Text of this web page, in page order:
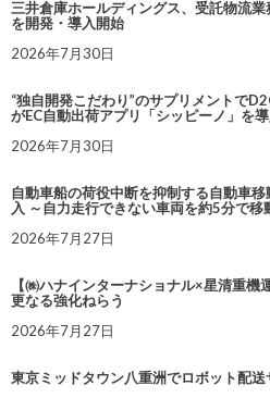
三井倉庫ホールディングス、受託物流業
を開発・導入開始
2026年7月30日
“独自開発こだわり”のサプリメントで
がEC自動出荷アプリ「シッピーノ」を
2026年7月30日
自動車船の荷役中断を抑制する自動車
入 ～自力走行できない車両を約5分で移
2026年7月27日
【㈱ハナインターナショナル×星清重
更なる強化ねらう
2026年7月27日
東京ミッドタウン八重洲でロボット配